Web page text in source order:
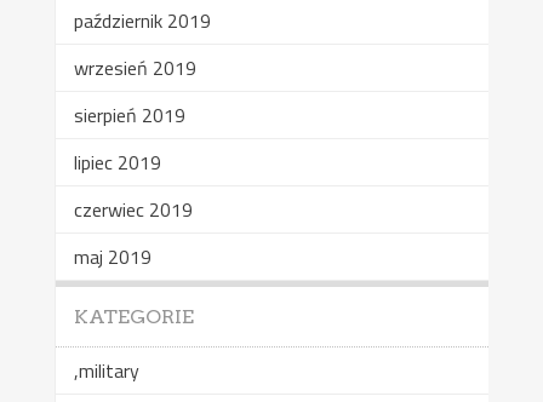
październik 2019
wrzesień 2019
sierpień 2019
lipiec 2019
czerwiec 2019
maj 2019
KATEGORIE
,military